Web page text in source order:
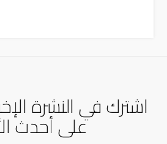
اشترك في النشرة
على أحدث